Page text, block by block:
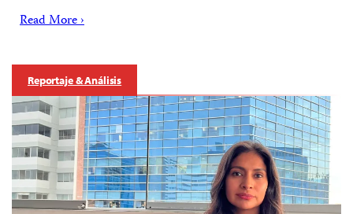
Read More ›
Reportaje & Análisis